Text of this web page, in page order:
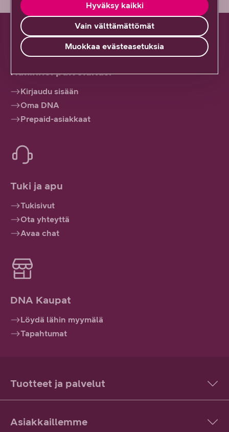
Hallinnoi palveluitasi
Kirjaudu sisään
Oma DNA
Prepaid-asiakkaat
Tuki ja apu
Tukisivut
Ota yhteyttä
Avaa chat
DNA Kaupat
Löydä lähin myymälä
Tapahtumat
Tuotteet ja palvelut
Asiakkaillemme
Vain välttämättömät
Hyväksy kaikki
Muokkaa evästeasetuksia